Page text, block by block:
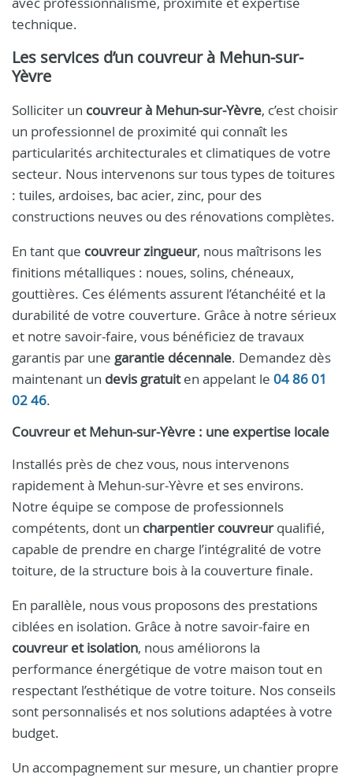
technique.
Les services d’un couvreur à Mehun-sur-
Yèvre
Solliciter un couvreur à Mehun-sur-Yèvre, c’est choisir
un professionnel de proximité qui connaît les
particularités architecturales et climatiques de votre
secteur. Nous intervenons sur tous types de toitures
: tuiles, ardoises, bac acier, zinc, pour des
constructions neuves ou des rénovations complètes.
En tant que couvreur zingueur, nous maîtrisons les
finitions métalliques : noues, solins, chéneaux,
gouttières. Ces éléments assurent l’étanchéité et la
durabilité de votre couverture. Grâce à notre sérieux
et notre savoir-faire, vous bénéficiez de travaux
garantis par une garantie décennale. Demandez dès
maintenant un devis gratuiten appelant le 04 86 01
02 46.
Couvreur et Mehun-sur-Yèvre : une expertise locale
Installés près de chez vous, nous intervenons
rapidement à Mehun-sur-Yèvre et ses environs.
Notre équipe se compose de professionnels
compétents, dont un charpentier couvreurqualifié,
capable de prendre en charge l’intégralité de votre
toiture, de la structure bois à la couverture finale.
En parallèle, nous vous proposons des prestations
ciblées en isolation. Grâce à notre savoir-faire en
couvreur et isolation, nous améliorons la
performance énergétique de votre maison tout en
respectant l’esthétique de votre toiture. Nos conseils
sont personnalisés et nos solutions adaptées à votre
budget.
Un accompagnement sur mesure, un chantier propre